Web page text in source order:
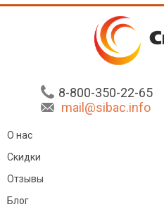
8-800-350-22-65
mail@sibac.info
О нас
Скидки
Отзывы
Блог